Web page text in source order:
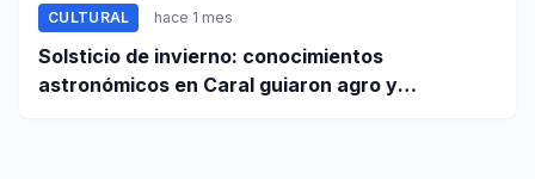
CULTURAL hace 1 mes
Solsticio de invierno: conocimientos
astronómicos en Caral guiaron agro y